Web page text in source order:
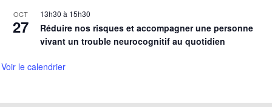
OCT
27
13h30 à 15h30
Réduire nos risques et accompagner une personne
vivant un trouble neurocognitif au quotidien
Voir le calendrier